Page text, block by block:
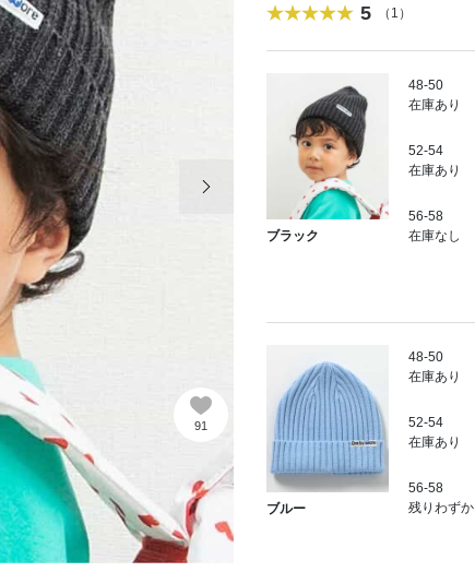
91
5 （1）
ブラック
48-50
在庫あり
52-54
在庫あり
56-58
在庫なし
ブルー
48-50
在庫あり
52-54
在庫あり
56-58
残りわずか